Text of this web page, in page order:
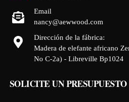
Email
nancy@aewwood.com
Dirección de la fábrica:
Madera de elefante africano
No C-2a) - Libreville Bp1024
SOLICITE UN PRESUPUESTO